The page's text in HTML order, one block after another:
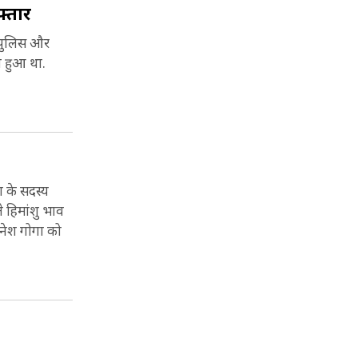
पुलिस और
हुआ था.
के सदस्य
हिमांशु भाव
गोगा को